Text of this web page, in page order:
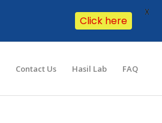
Contact Us Hasil Lab FAQ
Click here
X